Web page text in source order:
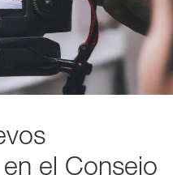
el Consejo